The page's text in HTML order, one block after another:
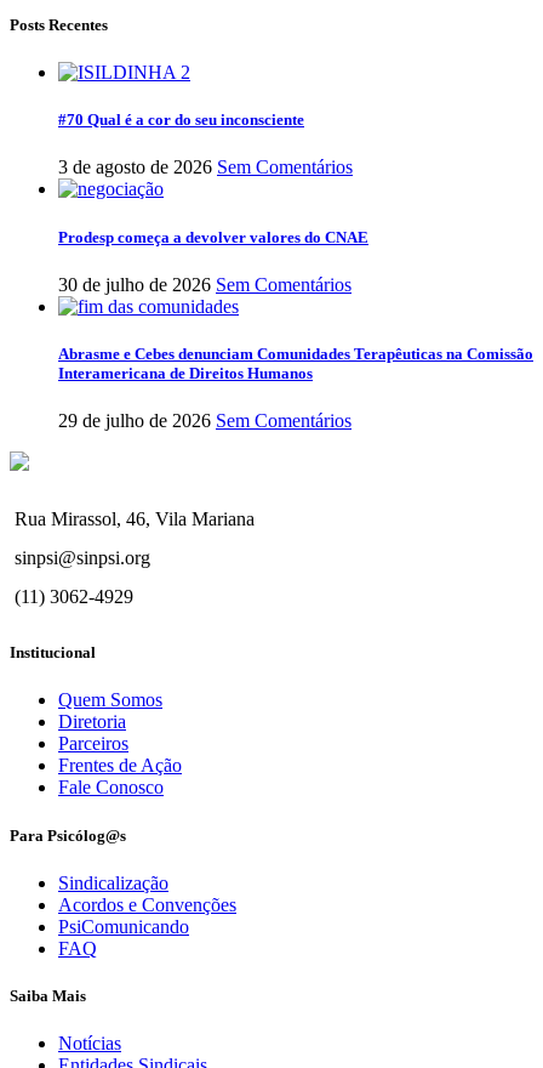
Posts Recentes
#70 Qual é a cor do seu inconsciente
3 de agosto de 2026 Sem Comentários
Prodesp começa a devolver valores do CNAE
30 de julho de 2026 Sem Comentários
Abrasme e Cebes denunciam Comunidades Terapêuticas na Comissão
Interamericana de Direitos Humanos
29 de julho de 2026 Sem Comentários
Rua Mirassol, 46, Vila Mariana
sinpsi@sinpsi.org
(11) 3062-4929
Institucional
Quem Somos
Diretoria
Parceiros
Frentes de Ação
Fale Conosco
Para Psicólog@s
Sindicalização
Acordos e Convenções
PsiComunicando
FAQ
Saiba Mais
Notícias